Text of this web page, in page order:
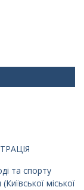
та спорту
міської